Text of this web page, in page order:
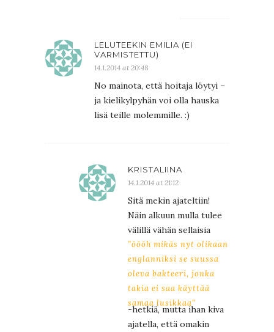
LELUTEEKIN EMILIA (EI
VARMISTETTU)
14.1.2014 at 20:48
No mainota, että hoitaja löytyi –
ja kielikylpyhän voi olla hauska
lisä teille molemmille. :)
KRISTALIINA
14.1.2014 at 21:12
Sitä mekin ajateltiin!
Näin alkuun mulla tulee
välillä vähän sellaisia
”öööh mikäs nyt olikaan
englanniksi se suussa
oleva bakteeri, jonka
takia ei saa käyttää
samaa lusikkaa”
-hetkiä, mutta ihan kiva
ajatella, että omakin